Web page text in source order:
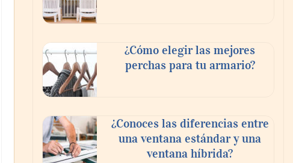
¿Cómo elegir las mejores
perchas para tu armario?
¿Conoces las diferencias entre
una ventana estándar y una
ventana híbrida?